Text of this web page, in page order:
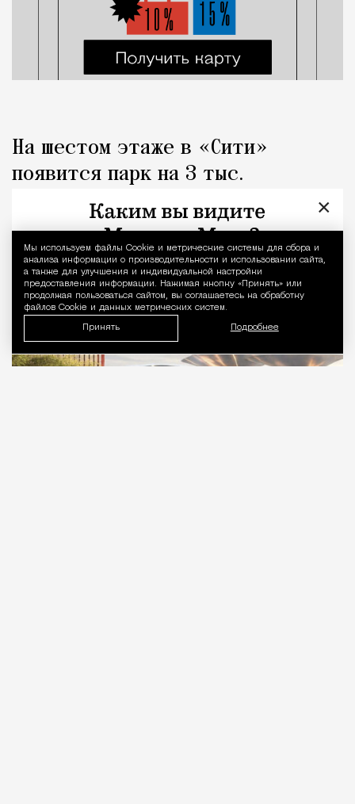
Уведомление
Мы используем файлы Сookie и метрические системы для сбора и
анализа информации о производительности и использовании сайта,
а также для улучшения и индивидуальной настройки
предоставления информации. Нажимая кнопку «Принять» или
продолжая пользоваться сайтом, вы соглашаетесь на обработку
файлов Cookie и данных метрических систем.
Принять Подробнее
На шестом этаже в «Сити»
появится парк на 3 тыс.
«квадратов» с металлическими
«грибами»
Город Николай Спиридонов
×